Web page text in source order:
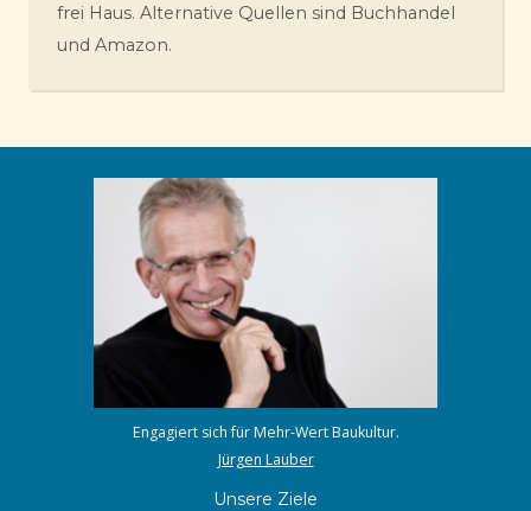
frei Haus. Alternative Quellen sind Buchhandel
und Amazon.
Engagiert sich für Mehr-Wert Baukultur.
Jürgen Lauber
Unsere Ziele